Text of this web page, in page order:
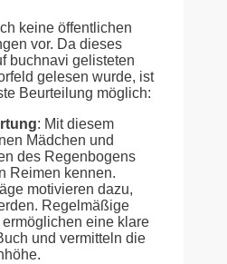
keine öffentlichen
vor. Da dieses
buchnavi gelisteten
gelesen wurde, ist
Beurteilung möglich:
: Mit diesem
Mädchen und
des Regenbogens
Reimen kennen.
motivieren dazu,
Regelmäßige
eine klare
und vermitteln die